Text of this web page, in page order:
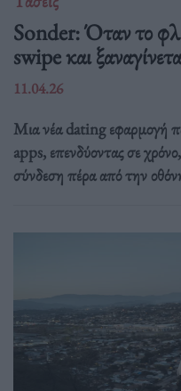
Sonder: Όταν το
swipe και
11.04.26
Μια νέα dating εφαρμογή
apps, επενδύοντας σε
σύνδεση πέρα από την